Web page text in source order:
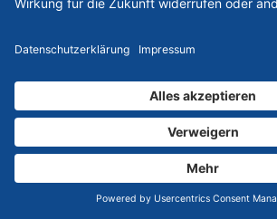
In den
Angebot anfordern
In Liste eintragen